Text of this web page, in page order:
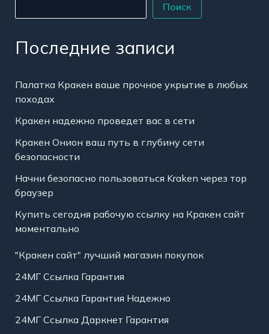
Поиск
Последние записи
Палатка Кракен ваше прочное укрытие в любых
походах
Кракен надежно проведет вас в сети
Кракен Онион ваш путь в глубину сети
безопасности
Начни безопасно пользоваться Kraken через тор
браузер
Купить сегодня рабочую ссылку на Кракен сайт
моментально
"Кракен сайт" лучший магазин покупок
24МГ Ссылка Гарантия
24МГ Ссылка Гарантия Надежно
24МГ Ссылка Даркнет Гарантия